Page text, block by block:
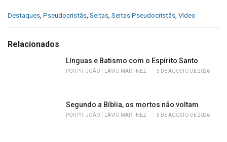
C
e
Destaques Pseudocristãs Seitas Seitas Pseudocristãs Video
Relacionados
Línguas e Batismo com o Espírito Santo
POR PR. JOÃO FLÁVIO MARTINEZ 5 DE AGOSTO DE 2026
Segundo a Bíblia, os mortos não voltam
POR PR. JOÃO FLÁVIO MARTINEZ 5 DE AGOSTO DE 2026